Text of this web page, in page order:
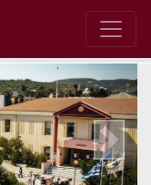
Next